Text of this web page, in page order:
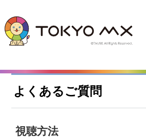
よくあるご質問
視聴方法